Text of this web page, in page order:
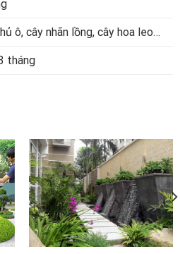
ô, cây nhãn lồng, cây hoa leo…
tháng